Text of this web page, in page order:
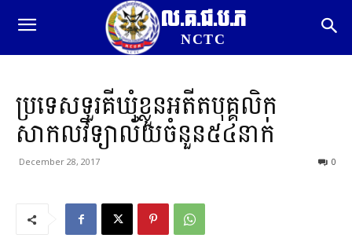
ល.គ.ជ.ប.ភ
NCTC
ប្រទេសទួរគីឃុំខ្លួនអតីតបុគ្គលិក
សាកលវិទ្យាល័យចំនួន៥៤នាក់
December 28, 2017 0